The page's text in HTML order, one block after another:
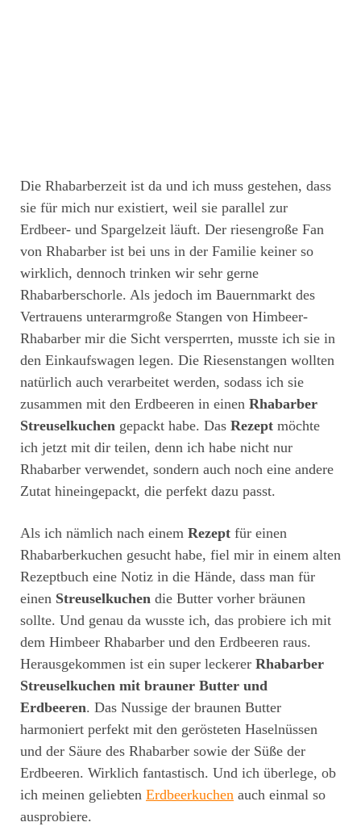
Die Rhabarberzeit ist da und ich muss gestehen, dass
sie für mich nur existiert, weil sie parallel zur
Erdbeer- und Spargelzeit läuft. Der riesengroße Fan
von Rhabarber ist bei uns in der Familie keiner so
wirklich, dennoch trinken wir sehr gerne
Rhabarberschorle. Als jedoch im Bauernmarkt des
Vertrauens unterarmgroße Stangen von Himbeer-
Rhabarber mir die Sicht versperrten, musste ich sie in
den Einkaufswagen legen. Die Riesenstangen wollten
natürlich auch verarbeitet werden, sodass ich sie
zusammen mit den Erdbeeren in einen Rhabarber
Streuselkuchen gepackt habe. Das Rezept möchte
ich jetzt mit dir teilen, denn ich habe nicht nur
Rhabarber verwendet, sondern auch noch eine andere
Zutat hineingepackt, die perfekt dazu passt.
Als ich nämlich nach einem Rezept für einen
Rhabarberkuchen gesucht habe, fiel mir in einem alten
Rezeptbuch eine Notiz in die Hände, dass man für
einen Streuselkuchen die Butter vorher bräunen
sollte. Und genau da wusste ich, das probiere ich mit
dem Himbeer Rhabarber und den Erdbeeren raus.
Herausgekommen ist ein super leckerer Rhabarber
Streuselkuchen mit brauner Butter und
Erdbeeren. Das Nussige der braunen Butter
harmoniert perfekt mit den gerösteten Haselnüssen
und der Säure des Rhabarber sowie der Süße der
Erdbeeren. Wirklich fantastisch. Und ich überlege, ob
ich meinen geliebten Erdbeerkuchen auch einmal so
ausprobiere.